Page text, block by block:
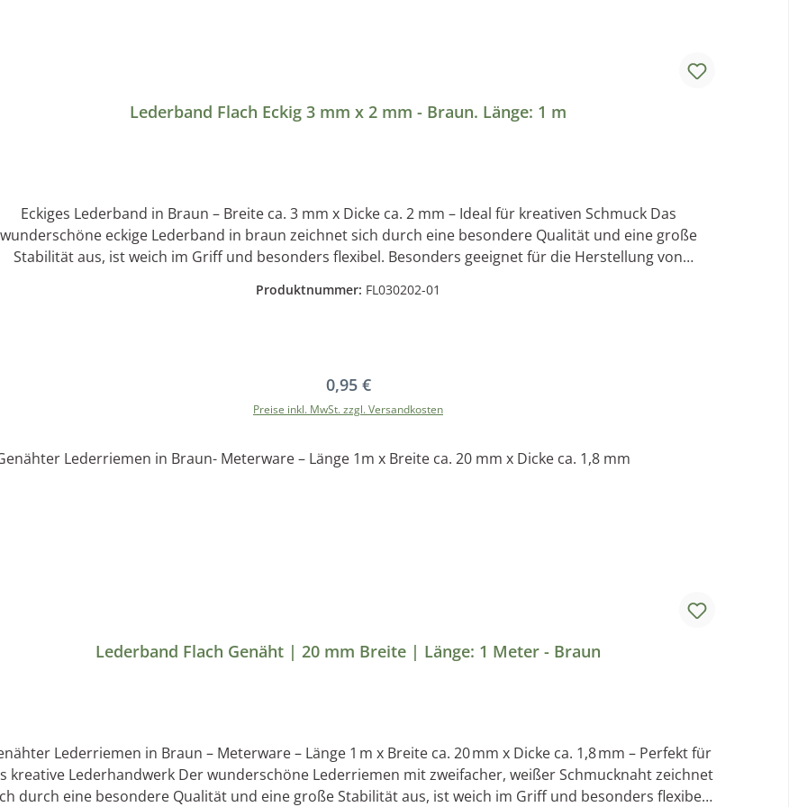
Lederband Flach Eckig 3 mm x 2 mm - Braun. Länge: 1 m
Eckiges Lederband in Braun – Breite ca. 3 mm x Dicke ca. 2 mm – Ideal für kreativen Schmuck Das
wunderschöne eckige Lederband in braun zeichnet sich durch eine besondere Qualität und eine große
Stabilität aus, ist weich im Griff und besonders flexibel. Besonders geeignet für die Herstellung von
Accessoires für Pferde sind die Lederbänder optimal. Wohnaccessoires, Henkel für Taschen oder andere
dass bedeutet beim Gerbungsprozess wird komplett auf schädliche Chemikalien verzichtet. Somit
ist dieses rein pflanzlich gegerbte Produkt nicht nur aus reinstem Rindsleder, sondern auch noch völlig
durch Sonneneinstrahlung zu Farbabweichungen kommen. Das Leder wird der Umwelt zuliebe
im Freien getrocknet, somit ist die Produktion nachhaltig und umweltfreundlich.
Produktnummer: FL030202-01
Regulärer Preis:
0,95 €
Preise inkl. MwSt. zzgl. Versandkosten
Lederband Flach Genäht | 20 mm Breite | Länge: 1 Meter - Braun
Lederriemen in Braun – Meterware – Länge 1 m x Breite ca. 20 mm x Dicke ca. 1,8 mm – Perfekt für
Lederhandwerk Der wunderschöne Lederriemen mit zweifacher, weißer Schmucknaht zeichnet
durch eine besondere Qualität und eine große Stabilität aus, ist weich im Griff und besonders flexibel.